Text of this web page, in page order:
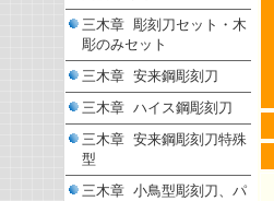
三木章 彫刻刀セット・木
彫のみセット
三木章 安来鋼彫刻刀
三木章 ハイス鋼彫刻刀
三木章 安来鋼彫刻刀特殊
型
三木章 小鳥型彫刻刀、パ